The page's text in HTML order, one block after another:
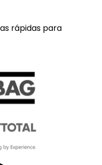
rápidas para